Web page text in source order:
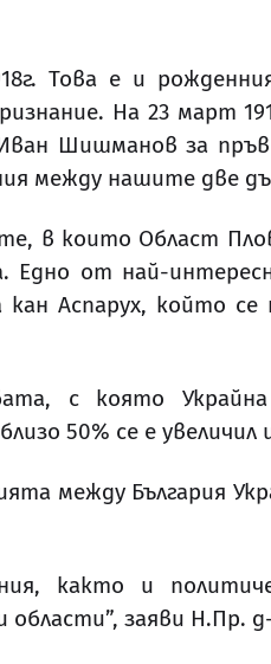
Това е и
На 23 март
Шишманов за пръв
между нашите две
в които Област
Едно от най-
Аспарух, който се
с която
50% се е
между България
както и
области”, заяви Н.Пр.